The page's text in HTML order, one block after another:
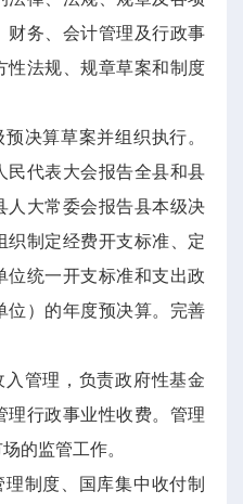
财务、会计管理及行政事
性法规、规章草案和制度
决算草案并组织执行。
民代表大会报告全县和县
人大常委会报告县本级决
织制定经费开支标准、定
位统一开支标准和支出政
位）的年度预决算。完善
入管理，负责政府性基金
理行政事业性收费。管理
的监管工作。
理制度、国库集中收付制